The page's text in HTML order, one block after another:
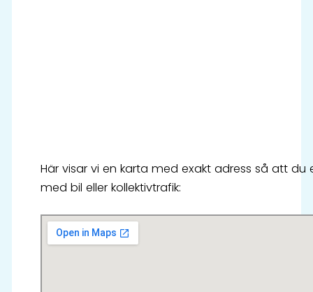
Här visar vi en karta med exakt adress så att du
med bil eller kollektivtrafik: